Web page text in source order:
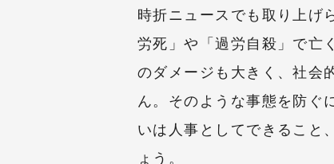
時折ニュースでも取り上げ
労死」や「過労自殺」で亡
のダメージも大きく、社会
ん。そのような事態を防ぐ
いは人事としてできること
ょう。